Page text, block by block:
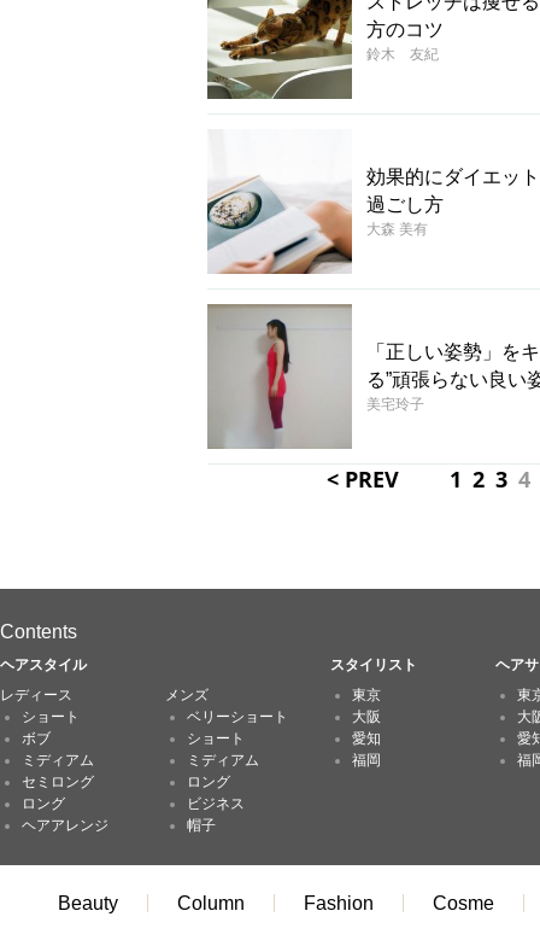
方のコツ
鈴木 友紀
効果的にダイエッ
過ごし方
大森 美有
「正しい姿勢」を
る”頑張らない良い
美宅玲子
< PREV 1 2 3 4
Contents
ヘアスタイル スタイリスト
ヘア
レディース
ショート
ボブ
ミディアム
セミロング
ロング
ヘアアレンジ
メンズ
ベリーショート
ショート
ミディアム
ロング
ビジネス
帽子
東京
大阪
愛知
福岡
東
大
愛
福
Beauty Column Fashion Cosme